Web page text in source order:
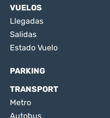
VUELOS
Llegadas
Salidas
Estado Vuelo
PARKING
TRANSPORT
Metro
Autobus